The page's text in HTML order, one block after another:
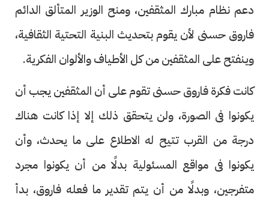
دعم نظام مبارك المثقفين، ومنح الوزير المتألق الدائم
فاروق حسنى لأن يقوم بتحديث البنية التحتية الثقافية،
وينفتح على المثقفين من كل الأطياف والألوان الفكرية.
كانت فكرة فاروق حسنى تقوم على أن المثقفين يجب أن
يكونوا فى الصورة، ولن يتحقق ذلك إلا إذا كانت هناك
درجة من القرب تتيح له الاطلاع على ما يحدث، وأن
يكونوا فى مواقع المسئولية بدلًا من أن يكونوا مجرد
متفرجين، وبدلًا من أن يتم تقدير ما فعله فاروق، بدأ